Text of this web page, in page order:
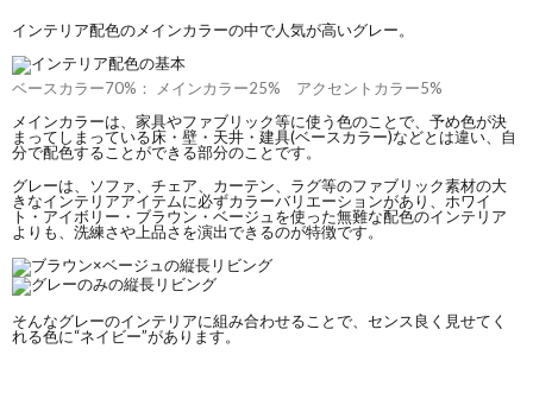
インテリア配色のメインカラーの中で人気が高いグレー。
ベースカラー70%： メインカラー25% アクセントカラー5%
メインカラーは、家具やファブリック等に使う色のことで、予め色が決
まってしまっている床・壁・天井・建具(ベースカラー)などとは違い、自
分で配色することができる部分のことです。
グレーは、ソファ、チェア、カーテン、ラグ等のファブリック素材の大
きなインテリアアイテムに必ずカラーバリエーションがあり、ホワイ
ト・アイボリー・ブラウン・ベージュを使った無難な配色のインテリア
よりも、洗練さや上品さを演出できるのが特徴です。
そんなグレーのインテリアに組み合わせることで、センス良く見せてく
れる色に“ネイビー”があります。